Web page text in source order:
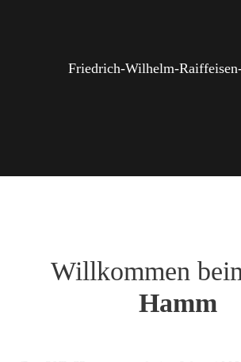
Friedrich-Wilhelm-
Willkommen
Hamm